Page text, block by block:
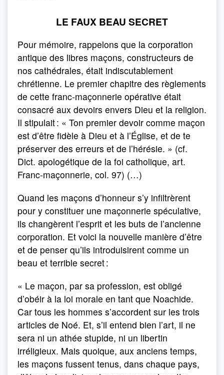
LE FAUX BEAU SECRET
Pour mémoire, rappelons que la corporation
antique des libres maçons, constructeurs de
nos cathédrales, était indiscutablement
chrétienne. Le premier chapitre des règlements
de cette franc-maçonnerie opérative était
consacré aux devoirs envers Dieu et la religion.
Il stipulait : « Ton premier devoir comme maçon
est d’être fidèle à Dieu et à l’Église, et de te
préserver des erreurs et de l’hérésie. » (cf.
Dict. apologétique de la foi catholique, art.
Franc-maçonnerie, col. 97) (…)
Quand les maçons d’honneur s’y infiltrèrent
pour y constituer une maçonnerie spéculative,
ils changèrent l’esprit et les buts de l’ancienne
corporation. Et voici la nouvelle manière d’être
et de penser qu’ils introduisirent comme un
beau et terrible secret :
« Le maçon, par sa profession, est obligé
d’obéir à la loi morale en tant que Noachide.
Car tous les hommes s’accordent sur les trois
articles de Noé. Et, s’il entend bien l’art, il ne
sera ni un athée stupide, ni un libertin
irréligieux. Mais quoique, aux anciens temps,
les maçons fussent tenus, dans chaque pays,